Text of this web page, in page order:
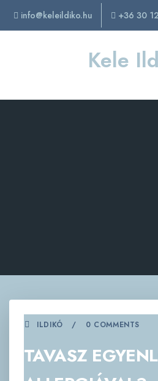
info@keleildiko.hu +36 30
Kele
ILDIKÓ 0 COMMENTS
TAVASZ